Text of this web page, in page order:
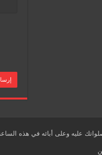
عليه وعلى أبائه في هذه